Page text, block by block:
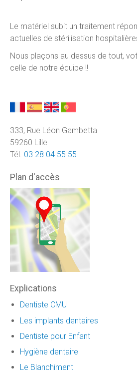
Le matériel subit un traitement
actuelles de stérilisation
Nous plaçons au dessus de tout,
celle de notre équipe !!
333, Rue Léon Gambetta
59260 Lille
Tél. 03 28 04 55 55
Plan d'accès
Explications
Dentiste CMU
Les implants dentaires
Dentiste pour Enfant
Hygiène dentaire
Le Blanchiment